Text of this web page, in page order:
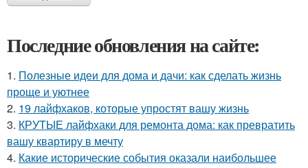
Последние обновления на сайте:
1. Полезные идеи для дома и дачи: как сделать жизнь
проще и уютнее
2. 19 лайфхаков, которые упростят вашу жизнь
3. КРУТЫЕ лайфхаки для ремонта дома: как превратить
вашу квартиру в мечту
4. Какие исторические события оказали наибольшее